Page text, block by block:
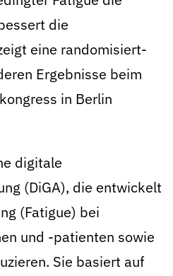
die
eine randomisiert-
Ergebnisse beim
in Berlin
digitale
(DiGA), die entwickelt
(Fati­gue) bei
und -patienten sowie
Sie basiert auf